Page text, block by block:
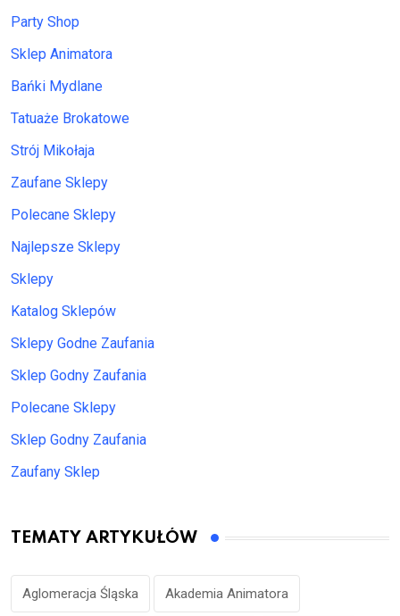
Party Shop
Sklep Animatora
Bańki Mydlane
Tatuaże Brokatowe
Strój Mikołaja
Zaufane Sklepy
Polecane Sklepy
Najlepsze Sklepy
Sklepy
Katalog Sklepów
Sklepy Godne Zaufania
Sklep Godny Zaufania
Polecane Sklepy
Sklep Godny Zaufania
Zaufany Sklep
TEMATY ARTYKUŁÓW
Aglomeracja Śląska Akademia Animatora